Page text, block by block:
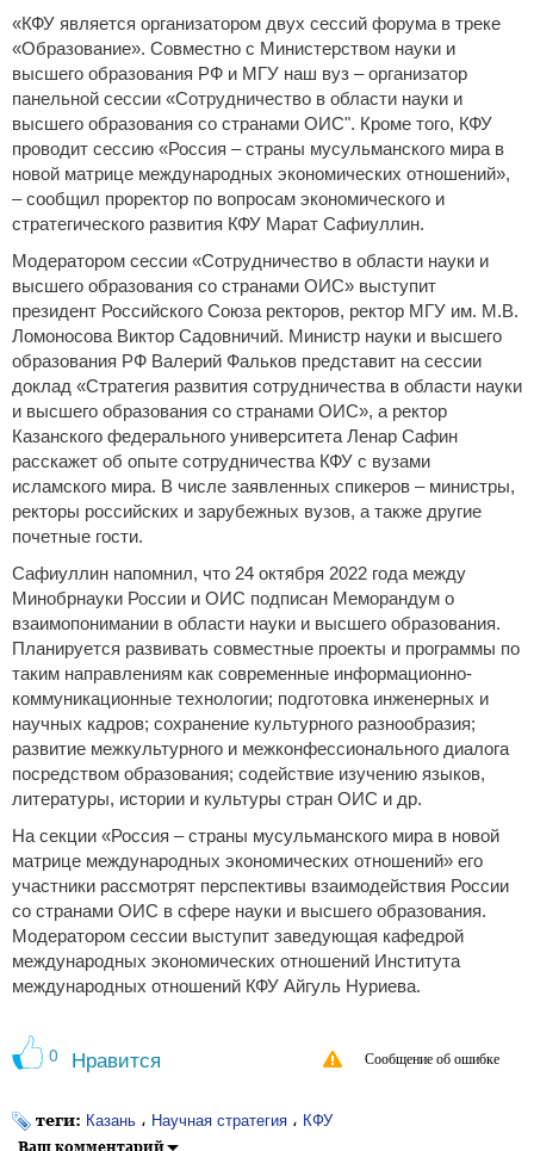
«КФУ является организатором двух сессий форума в треке
«Образование». Совместно с Министерством науки и
высшего образования РФ и МГУ наш вуз – организатор
панельной сессии «Сотрудничество в области науки и
высшего образования со странами ОИС". Кроме того, КФУ
проводит сессию «Россия – страны мусульманского мира в
новой матрице международных экономических отношений»,
– сообщил проректор по вопросам экономического и
стратегического развития КФУ Марат Сафиуллин.
Модератором сессии «Сотрудничество в области науки и
высшего образования со странами ОИС» выступит
президент Российского Союза ректоров, ректор МГУ им. М.В.
Ломоносова Виктор Садовничий. Министр науки и высшего
образования РФ Валерий Фальков представит на сессии
доклад «Стратегия развития сотрудничества в области науки
и высшего образования со странами ОИС», а ректор
Казанского федерального университета Ленар Сафин
расскажет об опыте сотрудничества КФУ с вузами
исламского мира. В числе заявленных спикеров – министры,
ректоры российских и зарубежных вузов, а также другие
почетные гости.
Сафиуллин напомнил, что 24 октября 2022 года между
Минобрнауки России и ОИС подписан Меморандум о
взаимопонимании в области науки и высшего образования.
Планируется развивать совместные проекты и программы по
таким направлениям как современные информационно-
коммуникационные технологии; подготовка инженерных и
научных кадров; сохранение культурного разнообразия;
развитие межкультурного и межконфессионального диалога
посредством образования; содействие изучению языков,
литературы, истории и культуры стран ОИС и др.
На секции «Россия – страны мусульманского мира в новой
матрице международных экономических отношений» его
участники рассмотрят перспективы взаимодействия России
со странами ОИС в сфере науки и высшего образования.
Модератором сессии выступит заведующая кафедрой
международных экономических отношений Института
международных отношений КФУ Айгуль Нуриева.
0 Нравится Сообщение об ошибке
теги: Казань ، Научная стратегия ، КФУ
Ваш комментарий